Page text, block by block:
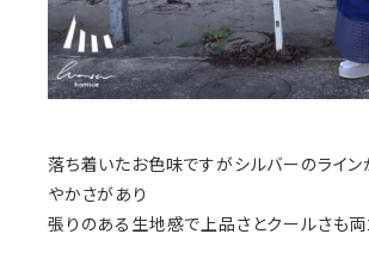
落ち着いたお色味ですがシルバーのライン
やかさがあり
張りのある生地感で上品さとクールさも